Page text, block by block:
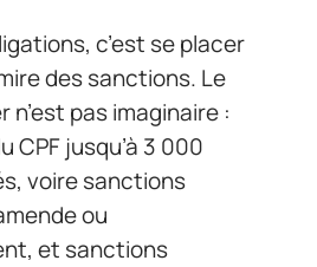
c’est se placer
des sanctions. Le
n’est pas imaginaire :
CPF jusqu’à 3 000
voire sanctions
ou
et sanctions